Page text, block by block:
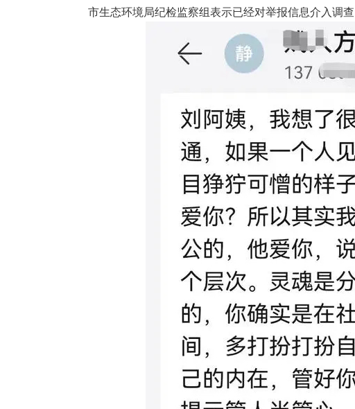
市生态环境局纪检监察组表示已经对举报信息介入调查